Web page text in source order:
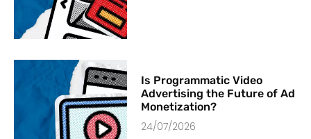
Is Programmatic Video
Advertising the Future of Ad
Monetization?
24/07/2026